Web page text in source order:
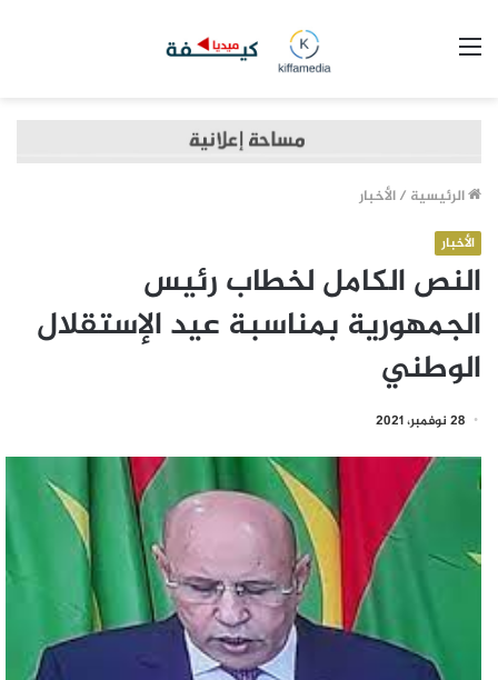
الرئيسية /الأخبار
الأخبار
النص الكامل لخطاب رئيس
الجمهورية بمناسبة عيد الإستقلال
الوطني
28 نوفمبر، 2021